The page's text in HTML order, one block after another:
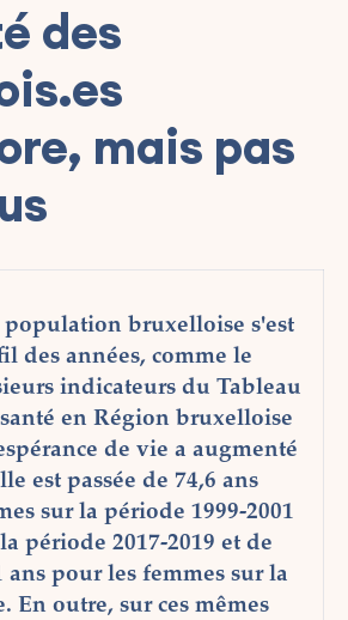
des
mais pas
population bruxelloise s'est
des années, comme le
indicateurs du Tableau
en Région bruxelloise
de vie a augmenté
est passée de 74,6 ans
sur la période 1999-2001
période 2017-2019 et de
ans pour les femmes sur la
En outre, sur ces mêmes